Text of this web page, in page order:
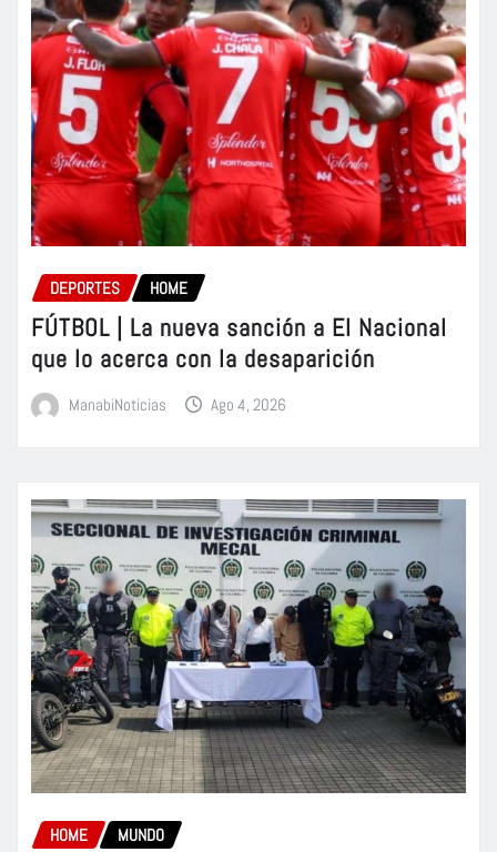
DEPORTES HOME
FÚTBOL | La nueva sanción a El Nacional
que lo acerca con la desaparición
ManabiNoticias Ago 4, 2026
HOME MUNDO